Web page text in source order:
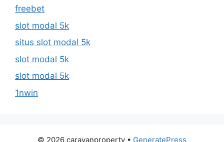
freebet
slot modal 5k
situs slot modal 5k
slot modal 5k
slot modal 5k
1nwin
© 2026 caravanproperty • GeneratePress